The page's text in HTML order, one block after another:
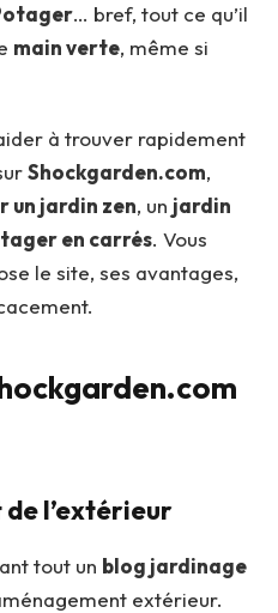
… bref, tout ce qu’il
main verte, même si
à trouver rapidement
Shockgarden.com,
un jardin zen, un jardin
en carrés. Vous
le site, ses avantages,
l’extérieur
tout un blog jardinage
extérieur.